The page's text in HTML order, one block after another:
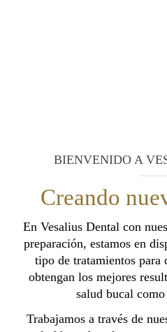
BIENVENIDO A
Creando
En Vesalius Dental con
preparación, estamos en
tipo de tratamientos para
obtengan los mejores
salud bucal
Trabajamos a través de